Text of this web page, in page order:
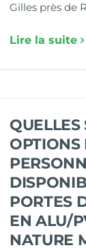
Gilles près de
Lire la suite
QUELLES
OPTIONS
PORTES
EN ALU/
NATURE